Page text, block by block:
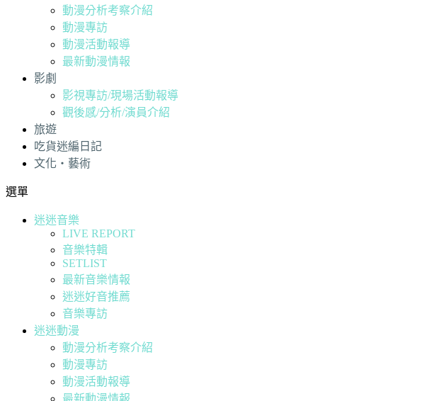
動漫分析考察介紹
動漫專訪
動漫活動報導
最新動漫情報
影劇
影視專訪/現場活動報導
觀後感/分析/演員介紹
旅遊
吃貨迷編日記
文化・藝術
選單
迷迷音樂
LIVE REPORT
音樂特輯
SETLIST
最新音樂情報
迷迷好音推薦
音樂專訪
迷迷動漫
動漫分析考察介紹
動漫專訪
動漫活動報導
最新動漫情報